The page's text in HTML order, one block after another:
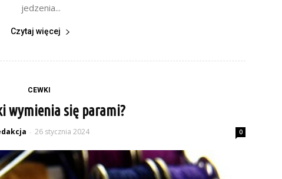
jedzenia...
Czytaj więcej
CEWKI
wymienia się parami?
- 26 stycznia 2024 0